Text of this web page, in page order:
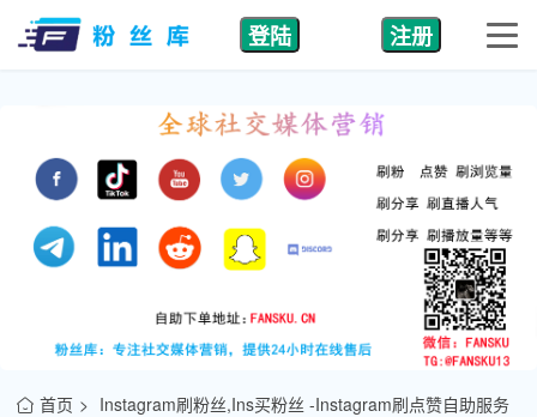
登陆 注册
首页
Instagram刷粉丝,Ins买粉丝 -Instagram刷点赞自助服务